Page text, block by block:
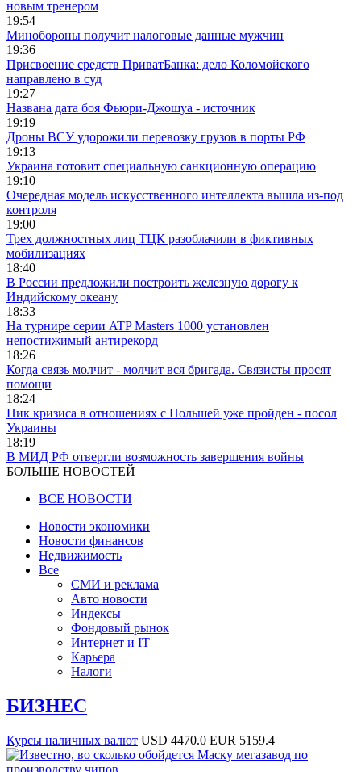
новым тренером
19:54
Минобороны получит налоговые данные мужчин
19:36
Присвоение средств ПриватБанка: дело Коломойского
направлено в суд
19:27
Названа дата боя Фьюри-Джошуа - источник
19:19
Дроны ВСУ удорожили перевозку грузов в порты РФ
19:13
Украина готовит специальную санкционную операцию
19:10
Очередная модель искусственного интеллекта вышла из-под
контроля
19:00
Трех должностных лиц ТЦК разоблачили в фиктивных
мобилизациях
18:40
В России предложили построить железную дорогу к
Индийскому океану
18:33
На турнире серии ATP Masters 1000 установлен
непостижимый антирекорд
18:26
Когда связь молчит - молчит вся бригада. Связисты просят
помощи
18:24
Пик кризиса в отношениях с Польшей уже пройден - посол
Украины
18:19
В МИД РФ отвергли возможность завершения войны
БОЛЬШЕ НОВОСТЕЙ
ВСЕ НОВОСТИ
Новости экономики
Новости финансов
Недвижимость
Все
СМИ и реклама
Авто новости
Индексы
Фондовый рынок
Интернет и IT
Карьера
Налоги
БИЗНЕС
Курсы наличных валют USD 4470.0 EUR 5159.4